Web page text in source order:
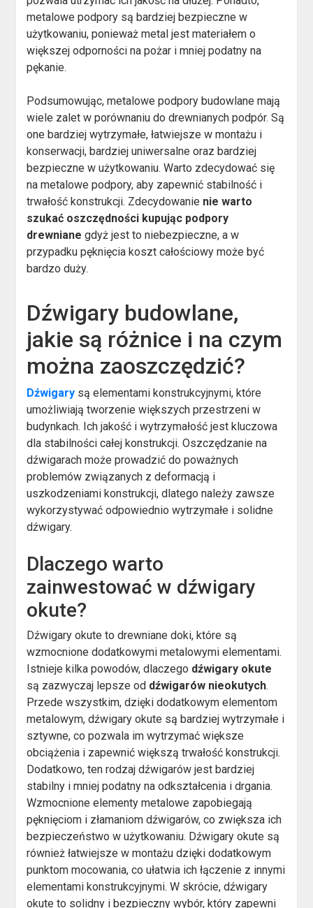
metalowe podpory są bardziej bezpieczne w
użytkowaniu, ponieważ metal jest materiałem o
większej odporności na pożar i mniej podatny na
pękanie.
Podsumowując, metalowe podpory budowlane mają
wiele zalet w porównaniu do drewnianych podpór. Są
one bardziej wytrzymałe, łatwiejsze w montażu i
konserwacji, bardziej uniwersalne oraz bardziej
bezpieczne w użytkowaniu. Warto zdecydować się
na metalowe podpory, aby zapewnić stabilność i
trwałość konstrukcji. Zdecydowanie nie warto
szukać oszczędności kupując podpory
drewniane gdyż jest to niebezpieczne, a w
przypadku pęknięcia koszt całościowy może być
bardzo duży.
Dźwigary budowlane,
jakie są różnice i na czym
można zaoszczędzić?
Dźwigary są elementami konstrukcyjnymi, które
umożliwiają tworzenie większych przestrzeni w
budynkach. Ich jakość i wytrzymałość jest kluczowa
dla stabilności całej konstrukcji. Oszczędzanie na
dźwigarach może prowadzić do poważnych
problemów związanych z deformacją i
uszkodzeniami konstrukcji, dlatego należy zawsze
wykorzystywać odpowiednio wytrzymałe i solidne
dźwigary.
Dlaczego warto
zainwestować w dźwigary
okute?
Dźwigary okute to drewniane doki, które są
wzmocnione dodatkowymi metalowymi elementami.
Istnieje kilka powodów, dlaczego dźwigary okute
są zazwyczaj lepsze od dźwigarów nieokutych.
Przede wszystkim, dzięki dodatkowym elementom
metalowym, dźwigary okute są bardziej wytrzymałe i
sztywne, co pozwala im wytrzymać większe
obciążenia i zapewnić większą trwałość konstrukcji.
Dodatkowo, ten rodzaj dźwigarów jest bardziej
stabilny i mniej podatny na odkształcenia i drgania.
Wzmocnione elementy metalowe zapobiegają
pęknięciom i złamaniom dźwigarów, co zwiększa ich
bezpieczeństwo w użytkowaniu. Dźwigary okute są
również łatwiejsze w montażu dzięki dodatkowym
punktom mocowania, co ułatwia ich łączenie z innymi
elementami konstrukcyjnymi. W skrócie, dźwigary
okute to solidny i bezpieczny wybór, który zapewni